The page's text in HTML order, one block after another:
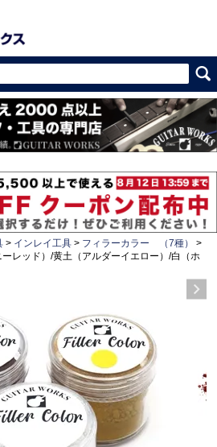
インレイ工具
フィラーカラー （7種）
レッド）/黄土（アルダーイエロー）/白（ホ